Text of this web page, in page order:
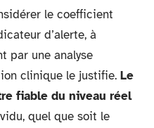
le coefficient
d’alerte, à
par une analyse
clinique le justifie. Le
fiable du niveau réel
quel que soit le